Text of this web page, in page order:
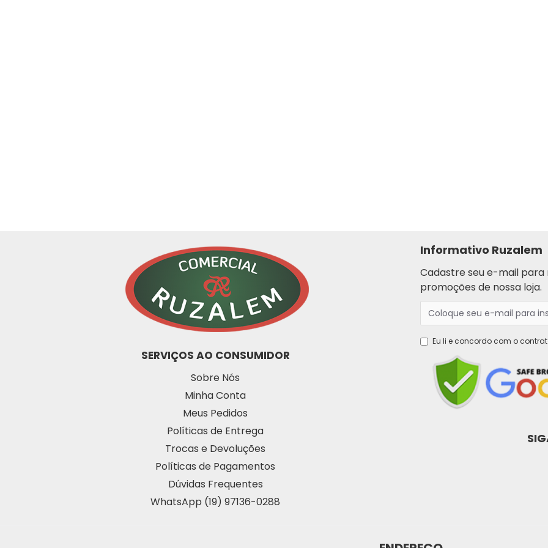
SERVIÇOS AO CONSUMIDOR
Sobre Nós
Minha Conta
Meus Pedidos
Políticas de Entrega
Trocas e Devoluções
Políticas de Pagamentos
Dúvidas Frequentes
WhatsApp (19) 97136-0288
Informativo Ruzalem
Cadastre seu e-mail
promoções de nossa loja.
Eu li e concordo com o